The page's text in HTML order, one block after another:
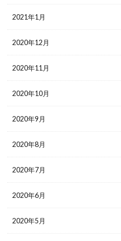
2021年1月
2020年12月
2020年11月
2020年10月
2020年9月
2020年8月
2020年7月
2020年6月
2020年5月